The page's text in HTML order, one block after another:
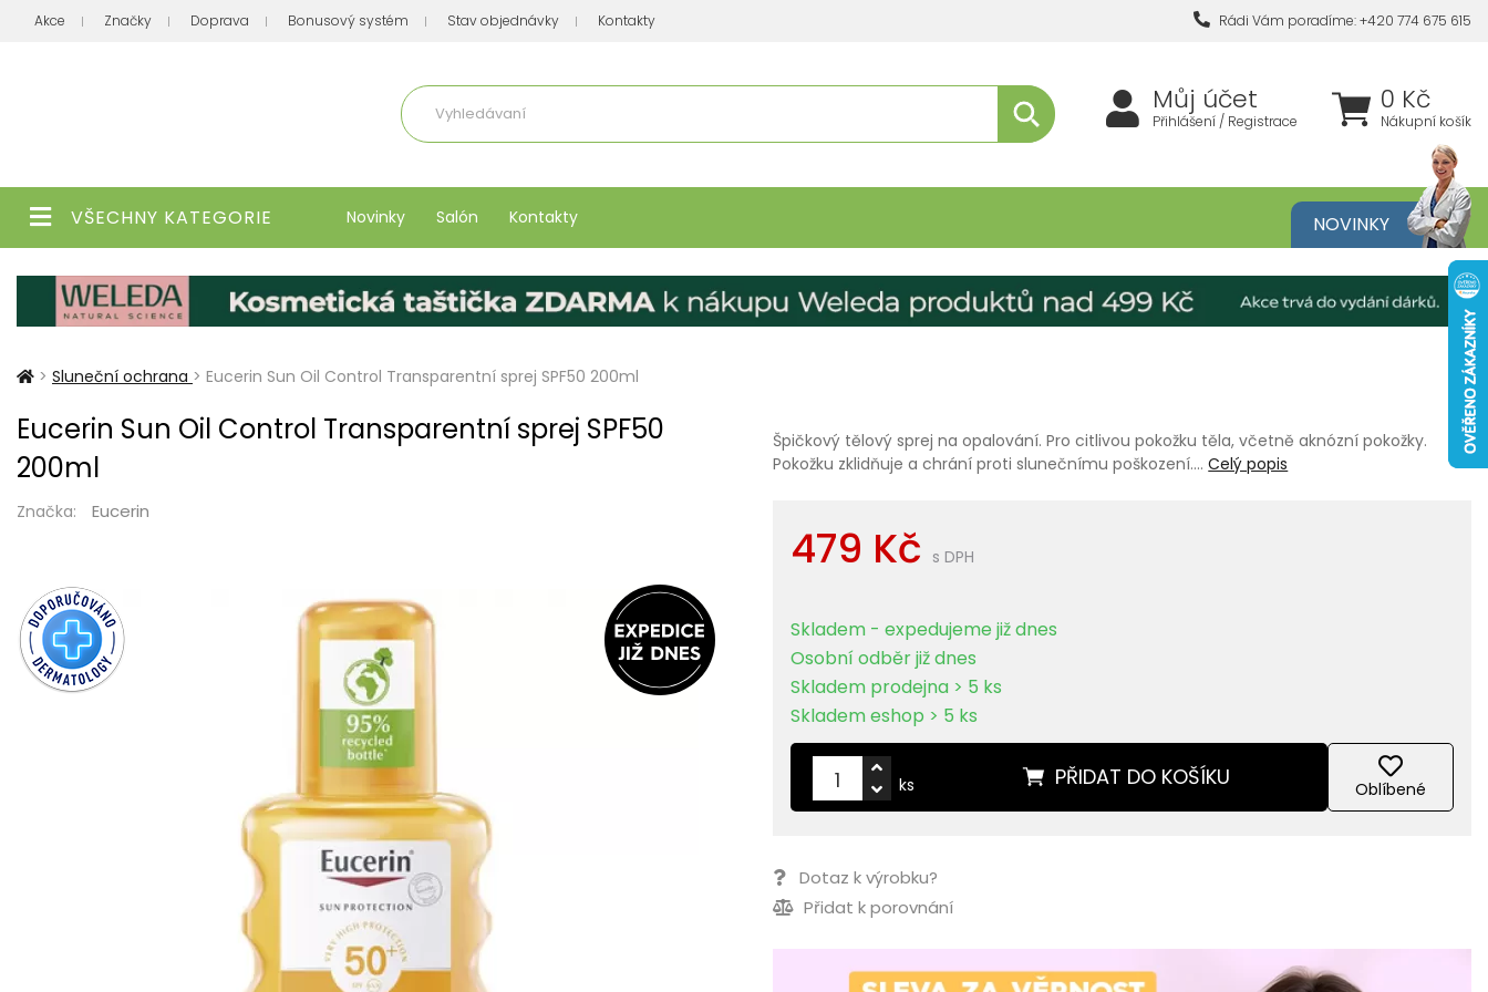
Akce Značky Doprava Bonusový systém Stav objednávky Kontakty Rádi Vám poradíme: +420 774 675 615
0 Kč
Nákupní košík
Můj účet
Přihlášení / Registrace
VŠECHNY KATEGORIE Novinky Salón Kontakty NOVINKY
> Sluneční ochrana > Eucerin Sun Oil Control Transparentní sprej SPF50 200ml
Eucerin Sun Oil Control Transparentní sprej SPF50
200ml
Značka: Eucerin
Špičkový tělový sprej na opalování. Pro citlivou pokožku těla, včetně aknózní pokožky.
Pokožku zklidňuje a chrání proti slunečnímu poškození.…Celý popis
479 Kč s DPH
Skladem - expedujeme již dnes
Osobní odběr již dnes
Skladem prodejna > 5 ks
Skladem eshop > 5 ks
PŘIDAT DO KOŠÍKU
ks Oblíbené
Dotaz k výrobku?
Přidat k porovnání